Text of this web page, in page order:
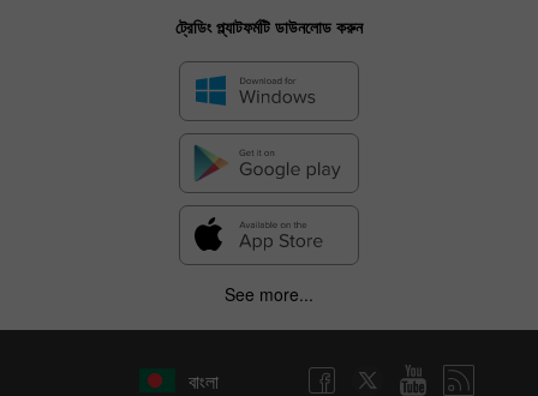
ট্রেডিং প্ল্যাটফর্মটি ডাউনলোড করুন
See more...
বাংলা